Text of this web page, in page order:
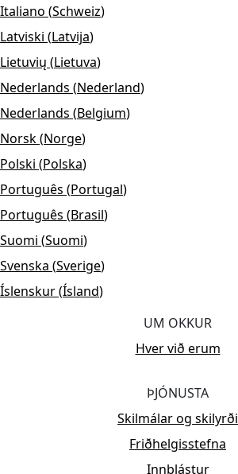
Italiano (Schweiz)
Latviski (Latvija)
Lietuvių (Lietuva)
Nederlands (Nederland)
Nederlands (Belgium)
Norsk(Norge)
Polski (Polska)
Português (Portugal)
Português (Brasil)
Suomi (Suomi)
Svenska (Sverige)
Íslenskur(Ísland)
UM OKKUR
Hver við erum
ÞJÓNUSTA
Skilmálar og skilyrði
Friðhelgisstefna
Innblástur